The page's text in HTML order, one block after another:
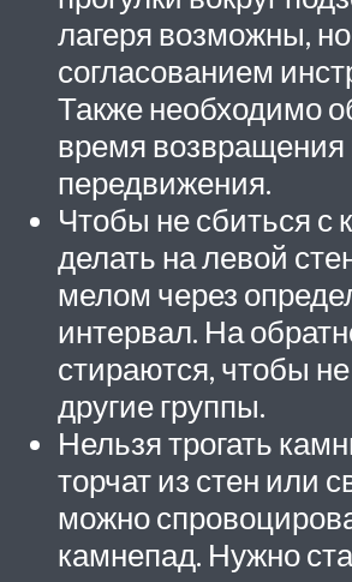
лагеря возможны,
согласованием
Также необходимо
время
передвижения.
Чтобы не сбиться с
делать на левой
мелом через
интервал. На
стираются, чтобы не
другие группы.
Нельзя трогать
торчат из стен или
можно
камнепад. Нужно